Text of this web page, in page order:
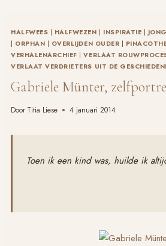
HALFWEES | HALFWEZEN | INSPIRATIE |
| ORPHAN | OVERLIJDEN OUDER |
VERHALENARCHIEF |VERLAAT
VERLAAT VERDRIETERS UIT DE
Gabriele Münter,
Door Titia Liese 4 januari 2014
Toen ik een kind was, huilde ik